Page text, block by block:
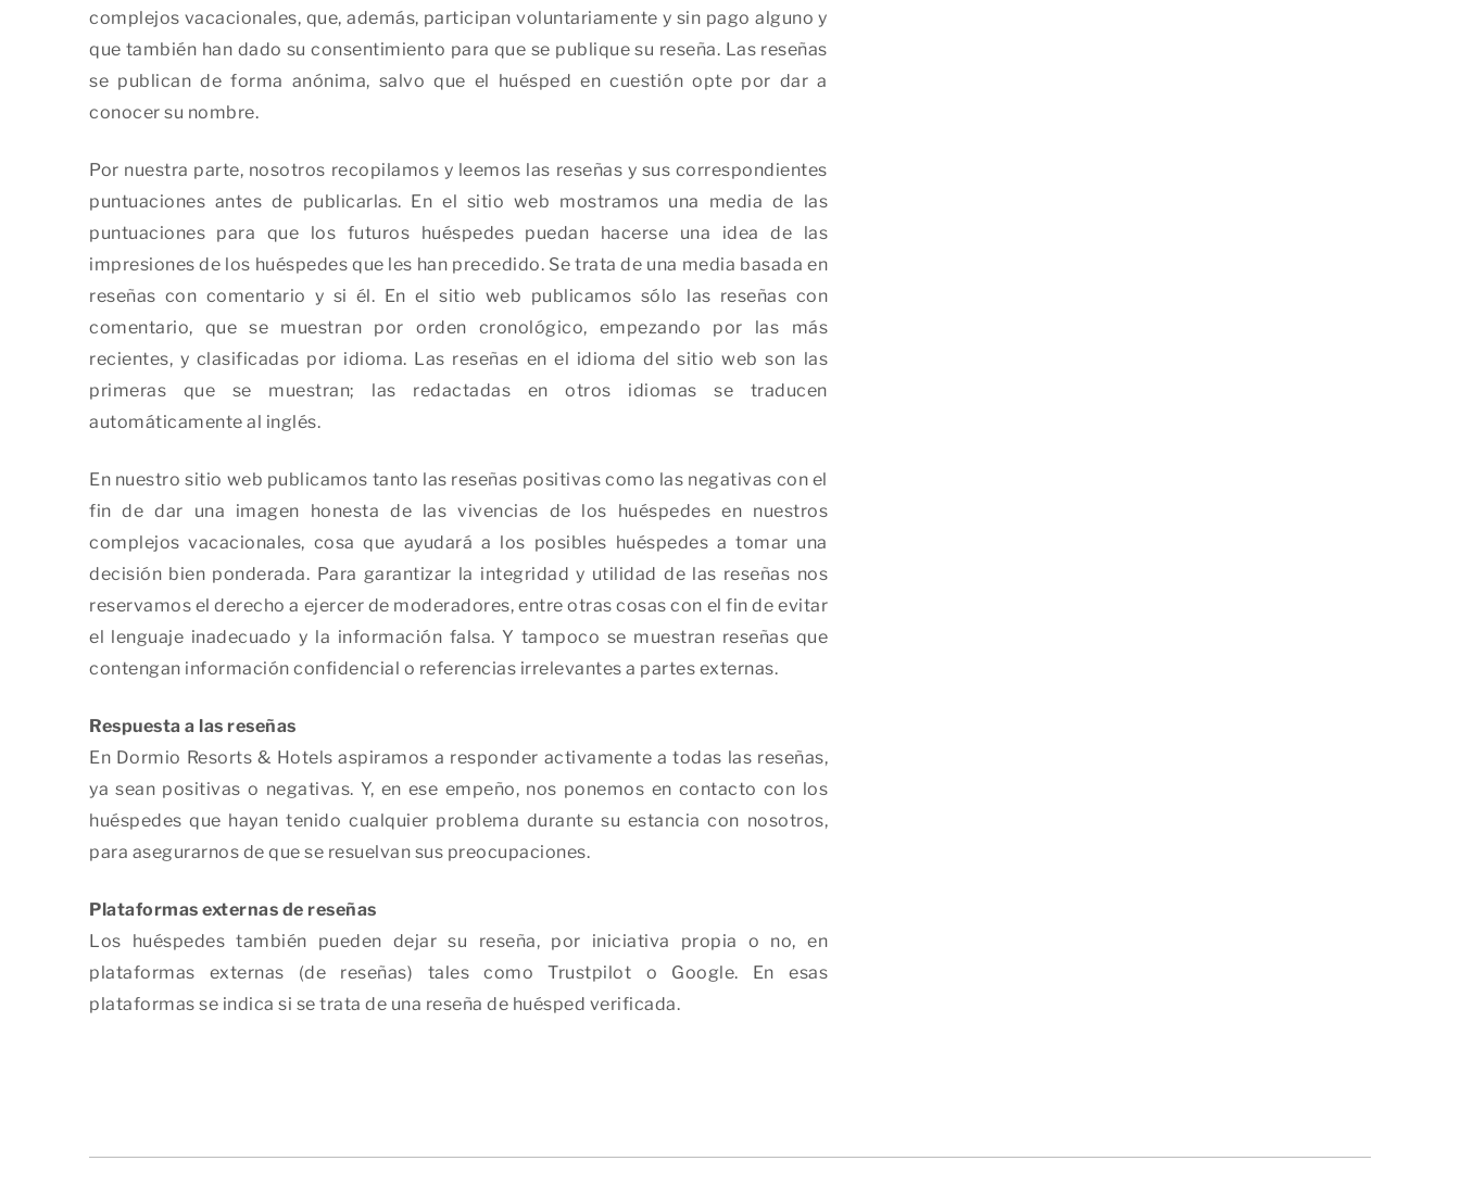
complejos vacacionales, que, además, participan voluntariamente y sin pago alguno y
que también han dado su consentimiento para que se publique su reseña. Las reseñas
se publican de forma anónima, salvo que el huésped en cuestión opte por dar a
conocer su nombre.
Por nuestra parte, nosotros recopilamos y leemos las reseñas y sus correspondientes
puntuaciones antes de publicarlas. En el sitio web mostramos una media de las
puntuaciones para que los futuros huéspedes puedan hacerse una idea de las
impresiones de los huéspedes que les han precedido. Se trata de una media basada en
reseñas con comentario y si él. En el sitio web publicamos sólo las reseñas con
comentario, que se muestran por orden cronológico, empezando por las más
recientes, y clasificadas por idioma. Las reseñas en el idioma del sitio web son las
primeras que se muestran; las redactadas en otros idiomas se traducen
automáticamente al inglés.
En nuestro sitio web publicamos tanto las reseñas positivas como las negativas con el
fin de dar una imagen honesta de las vivencias de los huéspedes en nuestros
complejos vacacionales, cosa que ayudará a los posibles huéspedes a tomar una
decisión bien ponderada. Para garantizar la integridad y utilidad de las reseñas nos
reservamos el derecho a ejercer de moderadores, entre otras cosas con el fin de evitar
el lenguaje inadecuado y la información falsa. Y tampoco se muestran reseñas que
contengan información confidencial o referencias irrelevantes a partes externas.
Respuesta a las reseñas
En Dormio Resorts & Hotels aspiramos a responder activamente a todas las reseñas,
ya sean positivas o negativas. Y, en ese empeño, nos ponemos en contacto con los
huéspedes que hayan tenido cualquier problema durante su estancia con nosotros,
para asegurarnos de que se resuelvan sus preocupaciones.
Plataformas externas de reseñas
Los huéspedes también pueden dejar su reseña, por iniciativa propia o no, en
plataformas externas (de reseñas) tales como Trustpilot o Google. En esas
plataformas se indica si se trata de una reseña de huésped verificada.